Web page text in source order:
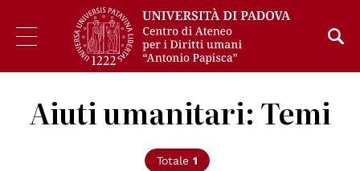
Aiuti umanitari: Temi
Totale 1